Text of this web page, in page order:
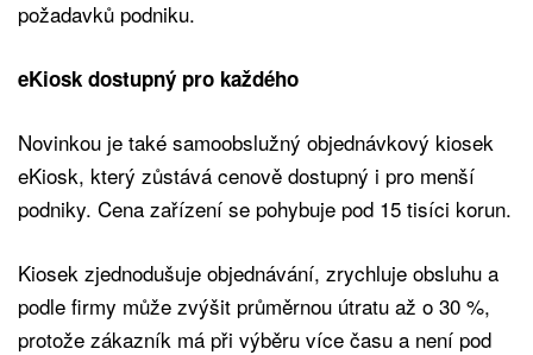
požadavků podniku.
eKiosk dostupný pro každého
Novinkou je také samoobslužný objednávkový kiosek
eKiosk, který zůstává cenově dostupný i pro menší
podniky. Cena zařízení se pohybuje pod 15 tisíci korun.
Kiosek zjednodušuje objednávání, zrychluje obsluhu a
podle firmy může zvýšit průměrnou útratu až o 30 %,
protože zákazník má při výběru více času a není pod